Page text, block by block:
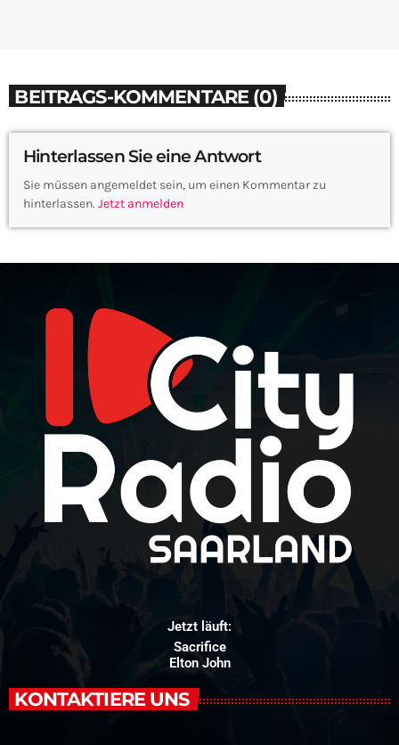
BEITRAGS-KOMMENTARE (0)
Hinterlassen Sie eine Antwort
Sie müssen angemeldet sein, um einen Kommentar zu
hinterlassen. Jetzt anmelden
Jetzt läuft:
Sacrifice
Elton John
KONTAKTIERE UNS